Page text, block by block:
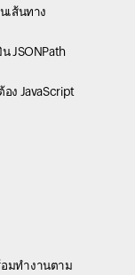
เส้นทาง
JSONPath
ง JavaScript
มทำงานตาม